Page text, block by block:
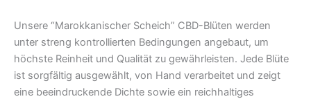
Unsere “Marokkanischer Scheich” CBD-Blüten werden
unter streng kontrollierten Bedingungen angebaut, um
höchste Reinheit und Qualität zu gewährleisten. Jede Blüte
ist sorgfältig ausgewählt, von Hand verarbeitet und zeigt
eine beeindruckende Dichte sowie ein reichhaltiges